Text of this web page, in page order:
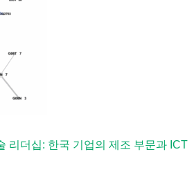
리더십: 한국 기업의 제조 부문과 ICT